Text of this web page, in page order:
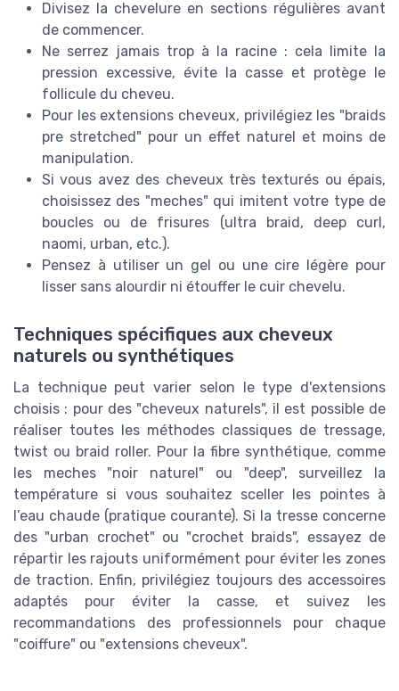
Divisez la chevelure en sections régulières avant
de commencer.
Ne serrez jamais trop à la racine : cela limite la
pression excessive, évite la casse et protège le
follicule du cheveu.
Pour les extensions cheveux, privilégiez les "braids
pre stretched" pour un effet naturel et moins de
manipulation.
Si vous avez des cheveux très texturés ou épais,
choisissez des "meches" qui imitent votre type de
boucles ou de frisures (ultra braid, deep curl,
naomi, urban, etc.).
Pensez à utiliser un gel ou une cire légère pour
lisser sans alourdir ni étouffer le cuir chevelu.
Techniques spécifiques aux cheveux
naturels ou synthétiques
La technique peut varier selon le type d'extensions
choisis : pour des "cheveux naturels", il est possible de
réaliser toutes les méthodes classiques de tressage,
twist ou braid roller. Pour la fibre synthétique, comme
les meches "noir naturel" ou "deep", surveillez la
température si vous souhaitez sceller les pointes à
l’eau chaude (pratique courante). Si la tresse concerne
des "urban crochet" ou "crochet braids", essayez de
répartir les rajouts uniformément pour éviter les zones
de traction. Enfin, privilégiez toujours des accessoires
adaptés pour éviter la casse, et suivez les
recommandations des professionnels pour chaque
"coiffure" ou "extensions cheveux".